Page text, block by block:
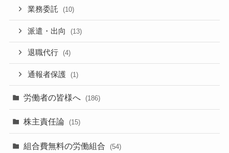
業務委託 (10)
派遣・出向 (13)
退職代行 (4)
通報者保護 (1)
労働者の皆様へ (186)
株主責任論 (15)
組合費無料の労働組合 (54)